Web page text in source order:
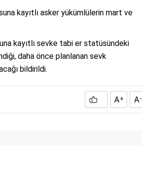
kayıtlı asker yükümlülerin mart ve
kayıtlı sevke tabi er statüsündeki
daha önce planlanan sevk
bildirildi.
A+ A-